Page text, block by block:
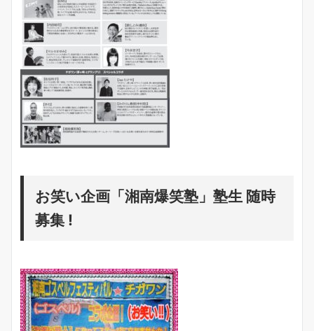
お笑い企画「湘南爆笑塾」塾生 随時
募集 !